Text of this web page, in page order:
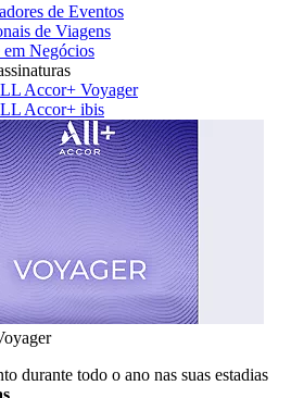
de Eventos
de Viagens
Negócios
Accor+ Voyager
Accor+ ibis
durante todo o ano nas suas estadias